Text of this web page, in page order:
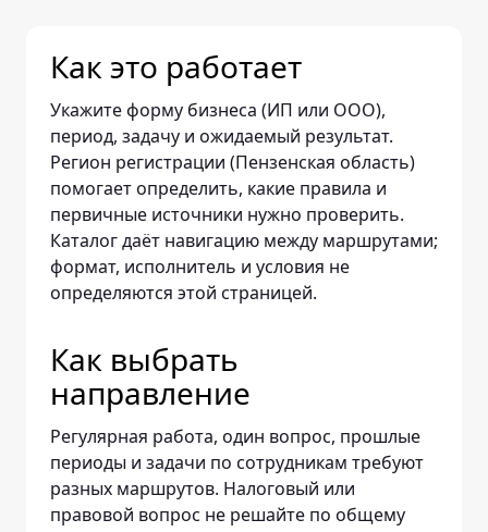
Как это работает
Укажите форму бизнеса (ИП или ООО),
период, задачу и ожидаемый результат.
Регион регистрации (Пензенская область)
помогает определить, какие правила и
первичные источники нужно проверить.
Каталог даёт навигацию между маршрутами;
формат, исполнитель и условия не
определяются этой страницей.
Как выбрать
направление
Регулярная работа, один вопрос, прошлые
периоды и задачи по сотрудникам требуют
разных маршрутов. Налоговый или
правовой вопрос не решайте по общему